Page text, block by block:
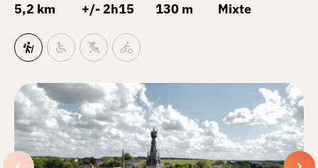
5,2 km +/- 2h15 130 m Mixte